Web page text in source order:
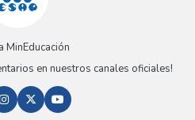
MinEducación
en nuestros canales oficiales!